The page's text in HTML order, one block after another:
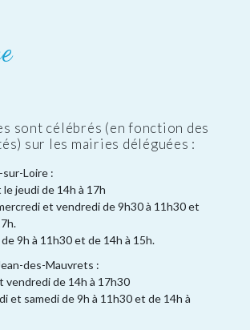
sont célébrés (en fonction des
sur les mairies déléguées :
Loire :
jeudi de 14h à 17h
et vendredi de 9h30 à 11h30 et
9h à 11h30 et de 14h à 15h.
des-Mauvrets :
vendredi de 14h à 17h30
et samedi de 9h à 11h30 et de 14h à